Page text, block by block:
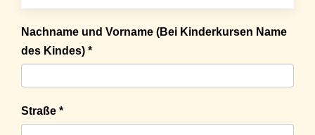
Nachname und Vorname (Bei Kinderkursen Name
des Kindes) *
Straße *